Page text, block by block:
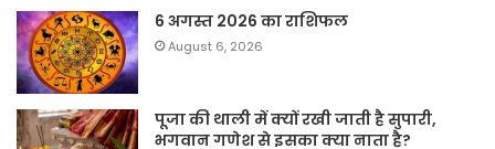
6 अगस्त 2026 का राशिफल
August 6, 2026
पूजा की थाली में क्यों रखी जाती है सुपारी,
भगवान गणेश से इसका क्या नाता है?